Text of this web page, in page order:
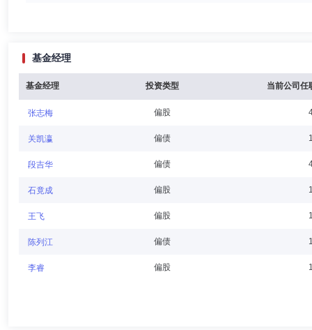
陈秉正先生：汉族，1965年出生，博士，清华大学经管学院管理系统
公司独立董事。
蔡瑜 学历：硕士
蔡瑜先生：1971年8月生，中国国籍，无境外永久居留权，工商管理硕
事。2020年10月起至今担任深圳万润科技股份有限公司独立董事。
庹启斌 学历：博士
庹启斌先生：董事长，经济学博士。历任华东师范大学国际金融系讲
基金经理
基金经理 投资类型 当前公司任
张志梅 偏股
关凯瀛 偏债
段吉华 偏债
石竟成 偏股
王飞 偏股
陈列江 偏债
李睿 偏股